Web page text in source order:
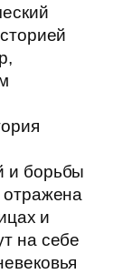
и борьбы
отражена
и
на себе